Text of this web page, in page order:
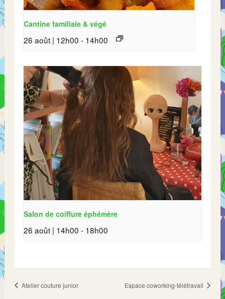
Cantine familiale & végé
26 août | 12h00 - 14h00
Salon de coiffure éphémère
26 août | 14h00 - 18h00
Atelier couture junior Espace coworking-télétravail